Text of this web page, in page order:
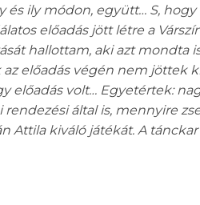
és ily módon, együtt… S,
előadás jött létre a
hallottam, aki azt mondta
előadás végén nem jöttek
volt… Egyetértek:
által is, mennyire
Attila kiváló játékát. A